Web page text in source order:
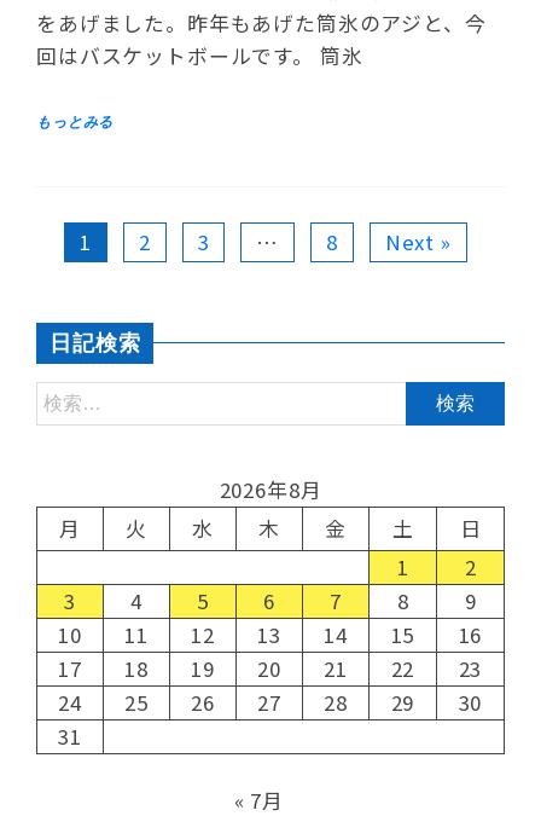
をあげました。昨年もあげた筒氷のアジと、今
回はバスケットボールです。 筒氷
1 2 3 … 8 Next »
日記検索
2026年8月
月
火 水 木 金 土
日
1
2
3
4 5 6 7 8
9
10
11 12 13 14 15
16
17
18 19 20 21 22
23
24
25 26 27 28 29
30
31
« 7月